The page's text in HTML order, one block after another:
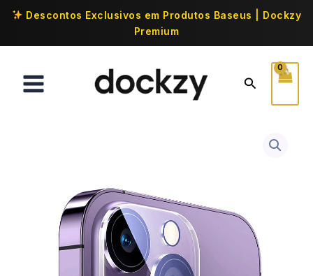
Descontos Exclusivos em Produtos Baseus | Dockzy
Premium